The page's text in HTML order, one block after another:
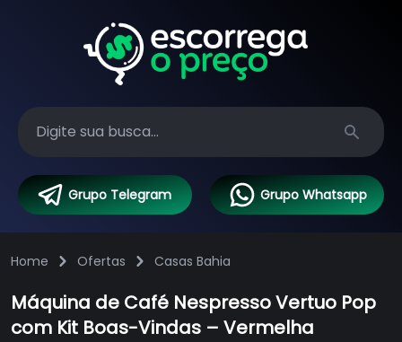
Search
Grupo Telegram Grupo Whatsapp
Home Ofertas Casas Bahia
Máquina de Café Nespresso Vertuo Pop
com Kit Boas-Vindas – Vermelha